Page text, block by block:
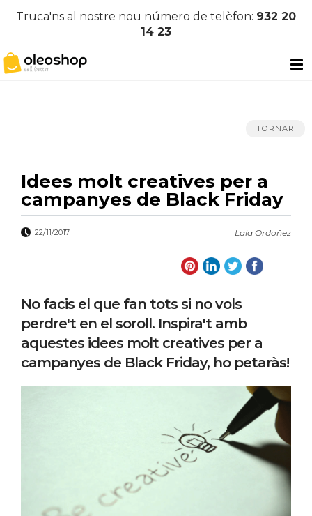
Truca'ns al nostre nou número de telèfon: 932 20
14 23
TORNAR
Idees molt creatives per a
campanyes de Black Friday
Laia Ordoñez
22/11/2017
No facis el que fan tots si no vols
perdre't en el soroll. Inspira't amb
aquestes idees molt creatives per a
campanyes de Black Friday, ho petaràs!